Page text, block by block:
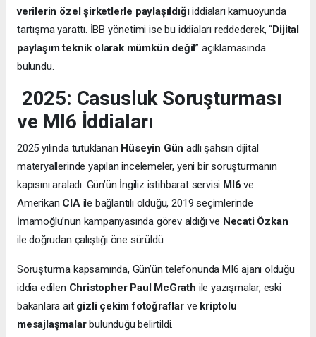
verilerin özel şirketlerle paylaşıldığıiddiaları kamuoyunda
tartışma yarattı. İBB yönetimi ise bu iddiaları reddederek, “Dijital
paylaşım teknik olarak mümkün değil” açıklamasında
bulundu.
2025: Casusluk Soruşturması
ve MI6 İddiaları
2025 yılında tutuklanan Hüseyin Gün adlı şahsın dijital
materyallerinde yapılan incelemeler, yeni bir soruşturmanın
kapısını araladı. Gün’ün İngiliz istihbarat servisi MI6 ve
Amerikan CIAile bağlantılı olduğu, 2019 seçimlerinde
İmamoğlu’nun kampanyasında görev aldığı ve Necati Özkan
ile doğrudan çalıştığı öne sürüldü.
Soruşturma kapsamında, Gün’ün telefonunda MI6 ajanı olduğu
iddia edilen Christopher Paul McGrath ile yazışmalar, eski
bakanlara ait gizli çekim fotoğraflarve kriptolu
mesajlaşmalarbulunduğu belirtildi.